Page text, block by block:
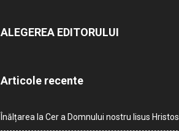
ALEGEREA EDITORULUI
Articole recente
Înălțarea la Cer a Domnului nostru Iisus Hristos